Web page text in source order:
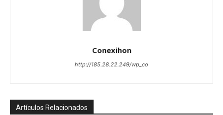
Conexihon
http://185.28.22.249/wp_co
Artículos Relacionados